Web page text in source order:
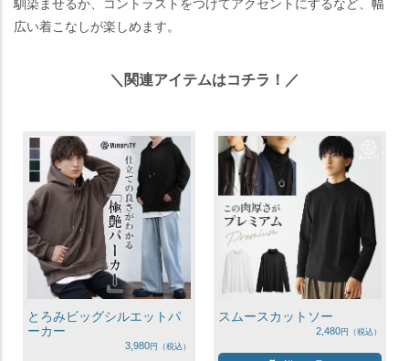
馴染ませるか、コントラストをつけてアクセントにするなど、幅
広い着こなしが楽しめます。
＼関連アイテムはコチラ！／
とろみビッグシルエットパ
ーカー
3,980
スムースカットソー
2,480